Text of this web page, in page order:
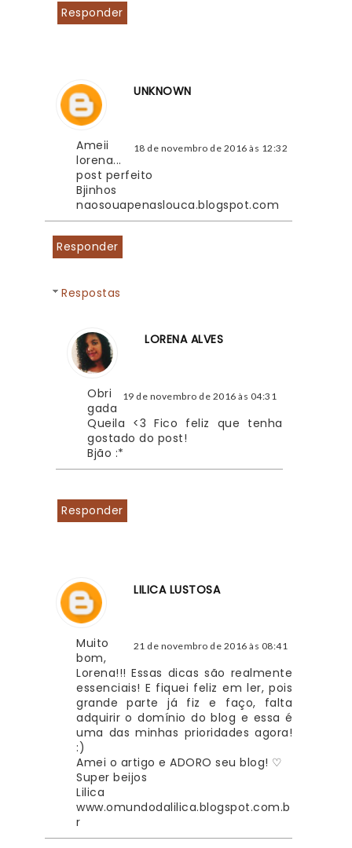
Responder
UNKNOWN
18 de novembro de 2016 às 12:32
Ameii
lorena...
post perfeito
Bjinhos
naosouapenaslouca.blogspot.com
Responder
Respostas
LORENA ALVES
19 de novembro de 2016 às 04:31
Obri
gada
Queila <3 Fico feliz que tenha
gostado do post!
Bjão :*
Responder
LILICA LUSTOSA
21 de novembro de 2016 às 08:41
Muito
bom,
Lorena!!! Essas dicas são realmente
essenciais! E fiquei feliz em ler, pois
grande parte já fiz e faço, falta
adquirir o domínio do blog e essa é
uma das minhas prioridades agora!
:)
Amei o artigo e ADORO seu blog! ♡
Super beijos
Lilica
www.omundodalilica.blogspot.com.b
r